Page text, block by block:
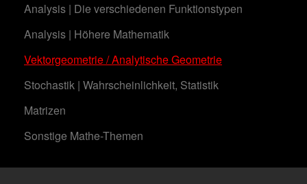
Analysis | Die verschiedenen Funktionstypen
Analysis | Höhere Mathematik
Vektorgeometrie / Analytische Geometrie
Stochastik | Wahrscheinlichkeit, Statistik
Matrizen
Sonstige Mathe-Themen